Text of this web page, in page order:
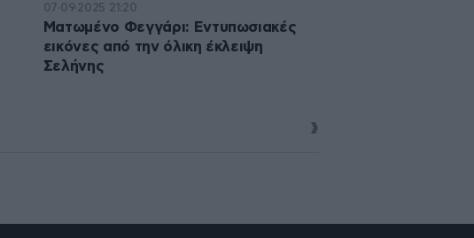
07·09·2025 21:20
Ματωμένο Φεγγάρι: Εντυπωσιακές
εικόνες από την όλικη έκλειψη
Σελήνης